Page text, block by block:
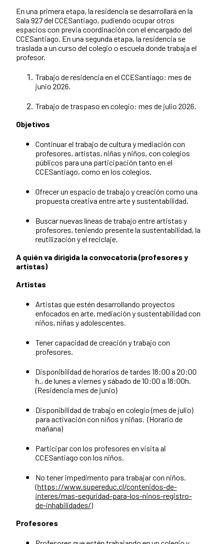
En una primera etapa, la residencia se desarrollará en la
Sala 927 del CCESantiago, pudiendo ocupar otros
espacios con previa coordinación con el encargado del
CCESantiago. En una segunda etapa, la residencia se
traslada a un curso del colegio o escuela donde trabaja el
profesor.
Trabajo de residencia en el CCESantiago: mes de
junio 2026.
Trabajo de traspaso en colegio: mes de julio 2026.
Objetivos
Continuar el trabajo de cultura y mediación con
profesores, artistas, niñas y niños, con colegios
públicos para una participación tanto en el
CCESantiago, como en los colegios.
Ofrecer un espacio de trabajo y creación como una
propuesta creativa entre arte y sustentabilidad.
Buscar nuevas líneas de trabajo entre artistas y
profesores, teniendo presente la sustentabilidad, la
reutilización y el reciclaje.
A quién va dirigida la convocatoria (profesores y
artistas)
Artistas
Artistas que estén desarrollando proyectos
enfocados en arte, mediación y sustentabilidad con
niños, niñas y adolescentes.
Tener capacidad de creación y trabajo con
profesores.
Disponibilidad de horarios de tardes 18:00 a 20:00
h., de lunes a viernes y sábado de 10:00 a 18:00h.
(Residencia mes de junio)
Disponibilidad de trabajo en colegio (mes de julio)
para activación con niños y niñas. (Horario de
mañana)
Participar con los profesores en visita al
CCESantiago con los niños.
No tener impedimento para trabajar con niños.
(https://www.supereduc.cl/contenidos-de-
interes/mas-seguridad-para-los-ninos-registro-
de-inhabilidades/)
Profesores